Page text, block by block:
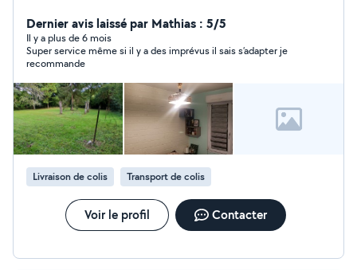
Dernier avis laissé par Mathias : 5/5
Il y a plus de 6 mois
Super service même si il y a des imprévus il sais s’adapter je
recommande
Livraison de colis Transport de colis
Voir le profil Contacter